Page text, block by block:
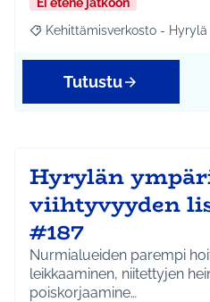
Rajaa tulokset aihepiirin
Kehittämisverkosto - Hyrylä
Tutustu
Hyrylän
viihtyvyyden
#187
Nurmialueiden parempi
leikkaaminen, niitettyjen
poiskorjaamine…